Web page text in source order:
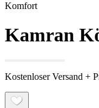
Komfort
Kamran
Kostenloser Versand +